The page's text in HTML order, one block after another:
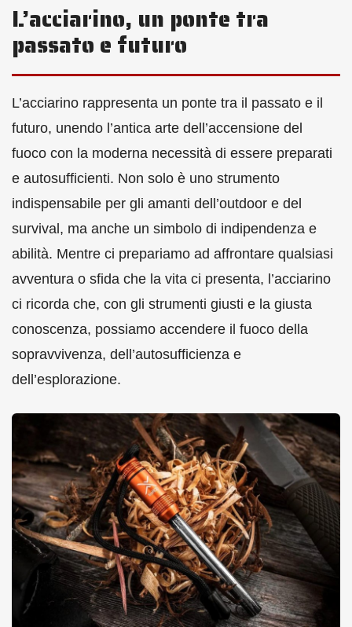
L’acciarino, un ponte tra
passato e futuro
L’acciarino rappresenta un ponte tra il passato e il
futuro, unendo l’antica arte dell’accensione del
fuoco con la moderna necessità di essere preparati
e autosufficienti. Non solo è uno strumento
indispensabile per gli amanti dell’outdoor e del
survival, ma anche un simbolo di indipendenza e
abilità. Mentre ci prepariamo ad affrontare qualsiasi
avventura o sfida che la vita ci presenta, l’acciarino
ci ricorda che, con gli strumenti giusti e la giusta
conoscenza, possiamo accendere il fuoco della
sopravvivenza, dell’autosufficienza e
dell’esplorazione.